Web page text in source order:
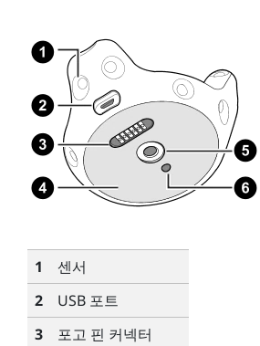
1
센서
2
USB 포트
3
포고 핀 커넥터